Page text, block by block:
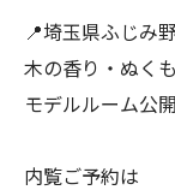
📍埼玉県ふじみ
木の香り・ぬく
モデルルーム公
内覧ご予約は